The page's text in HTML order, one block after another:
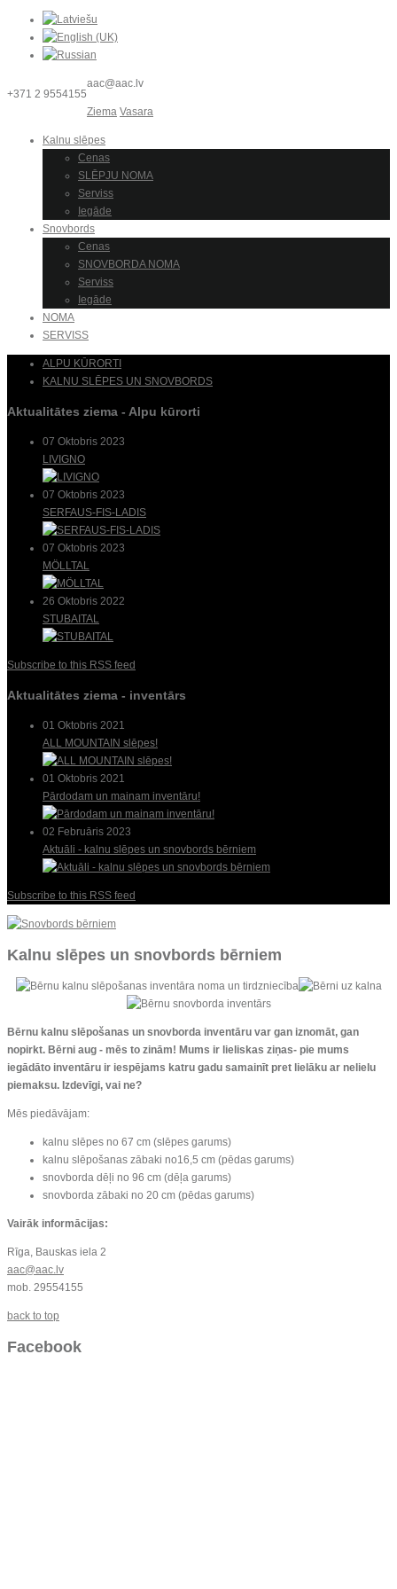
+371 2 9554155
aac@aac.lv
Ziema Vasara
Kalnu slēpes
Cenas
SLĒPJU NOMA
Serviss
Iegāde
Snovbords
Cenas
SNOVBORDA NOMA
Serviss
Iegāde
NOMA
SERVISS
ALPU KŪRORTI
KALNU SLĒPES UN SNOVBORDS
Aktualitātes ziema - Alpu kūrorti
07 Oktobris 2023
LIVIGNO
07 Oktobris 2023
SERFAUS-FIS-LADIS
07 Oktobris 2023
MÖLLTAL
26 Oktobris 2022
STUBAITAL
Subscribe to this RSS feed
Aktualitātes ziema - inventārs
01 Oktobris 2021
ALL MOUNTAIN slēpes!
01 Oktobris 2021
Pārdodam un mainam inventāru!
02 Februāris 2023
Aktuāli - kalnu slēpes un snovbords bērniem
Subscribe to this RSS feed
Kalnu slēpes un snovbords bērniem
Bērnu kalnu slēpošanas un snovborda inventāru var gan iznomāt, gan
nopirkt. Bērni aug - mēs to zinām! Mums ir lieliskas ziņas- pie mums
iegādāto inventāru ir iespējams katru gadu samainīt pret lielāku ar nelielu
piemaksu. Izdevīgi, vai ne?
Mēs piedāvājam:
kalnu slēpes no 67 cm (slēpes garums)
kalnu slēpošanas zābaki no16,5 cm (pēdas garums)
snovborda dēļi no 96 cm (dēļa garums)
snovborda zābaki no 20 cm (pēdas garums)
Vairāk informācijas:
Rīga, Bauskas iela 2
aac@aac.lv
mob. 29554155
back to top
Facebook